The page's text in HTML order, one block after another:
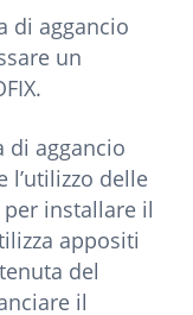
di aggancio
un
di aggancio
l’utilizzo delle
installare il
appositi
del
il